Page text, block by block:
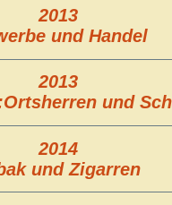
2013
und Handel
2013
und
2014
und Zigarren